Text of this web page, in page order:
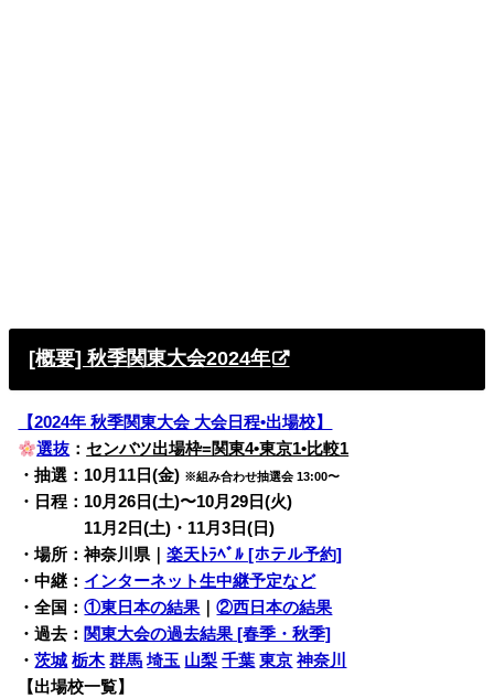
[概要] 秋季関東大会2024年
【2024年 秋季関東大会 大会日程•出場校】
選抜 ： センバツ出場枠=関東4•東京1•比較1
・抽選：10月11日(金) ※組み合わせ抽選会 13:00〜
・日程：10月26日(土)〜10月29日(火)
11月2日(土)・11月3日(日)
・場所：神奈川県｜楽天ﾄﾗﾍﾞﾙ [ホテル予約]
・中継： インターネット生中継予定など
・全国：①東日本の結果 ｜②西日本の結果
・過去： 関東大会の過去結果 [春季・秋季]
・茨城 栃木 群馬 埼玉 山梨 千葉 東京 神奈川
【出場校一覧】